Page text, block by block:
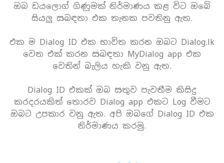
ඔබ ඩයලොග් ගිණුමක් නිර්මාණය කළ විට ඔබේ
සියලු සබඳතා එක තැනක පවතිනු ඇත.
එක ම Dialog ID එක භාවිත කරන ඔබට Dialog.lk
වෙත එක් කරන සබඳතා MyDialog app එක
වෙතින් බැලිය හැකි වනු ඇත.
Dialog ID එකක් ඔබ සතුව පැවතීම කිසිදු
කරදරයකිත් තොරව Dialog app එකට Log වීමට
ඔබට උපකාර වනු ඇත. අපි ඔබගේ Dialog ID එක
නිර්මාණය කරමු.